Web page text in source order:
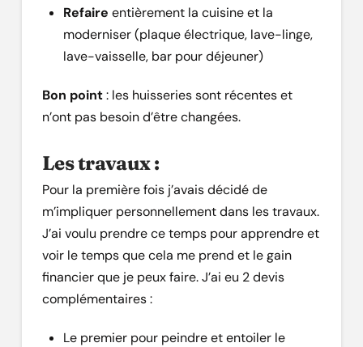
Refaire entièrement la cuisine et la
moderniser (plaque électrique, lave-linge,
lave-vaisselle, bar pour déjeuner)
Bon point: les huisseries sont récentes et
n’ont pas besoin d’être changées.
Les travaux :
Pour la première fois j’avais décidé de
m’impliquer personnellement dans les travaux.
J’ai voulu prendre ce temps pour apprendre et
voir le temps que cela me prend et le gain
financier que je peux faire. J’ai eu 2 devis
complémentaires :
Le premier pour peindre et entoiler le